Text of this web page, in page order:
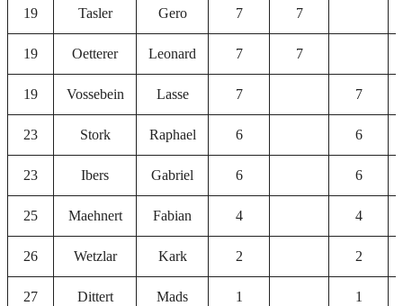
19 Tasler Gero 7 7
19 Oetterer Leonard 7 7
19 Vossebein Lasse 7 7
23 Stork Raphael 6 6
23 Ibers Gabriel 6 6
25 Maehnert Fabian 4 4
26 Wetzlar Kark 2 2
27 Dittert Mads 1 1